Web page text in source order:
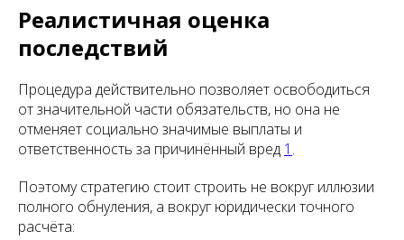
Реалистичная оценка
последствий
Процедура действительно позволяет освободиться
от значительной части обязательств, но она не
отменяет социально значимые выплаты и
ответственность за причинённый вред 1 .
Поэтому стратегию стоит строить не вокруг иллюзии
полного обнуления, а вокруг юридически точного
расчёта: